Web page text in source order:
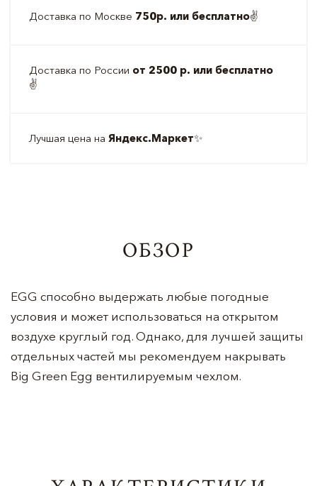
Доставка по Москве 750р. или бесплатно✌️
Доставка по России от 2500 р. или бесплатно
✌️
Лучшая цена на Яндекс.Маркет✨
ОБЗОР
EGG способно выдержать любые погодные
условия и может использоваться на открытом
воздухе круглый год. Однако, для лучшей защиты
отдельных частей мы рекомендуем накрывать
Big Green Egg вентилируемым чехлом.